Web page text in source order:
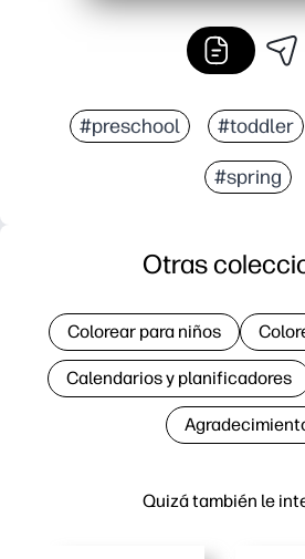
#preschool #toddler
#spring
Quizá también le
Otras
Colorear para niños
Calendarios y planificadores